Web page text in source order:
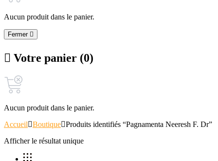
Aucun produit dans le panier.
Fermer
Votre panier (0)
Aucun produit dans le panier.
Accueil
Boutique Produits identifiés “Pagnamenta Neeresh F. Dr”
Afficher le résultat unique